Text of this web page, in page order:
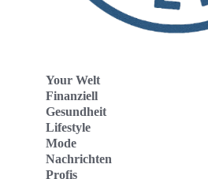
Your Welt
Finanziell
Gesundheit
Lifestyle
Mode
Nachrichten
Profis